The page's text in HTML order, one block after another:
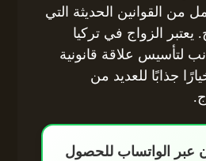
من القوانين الحديثة التي
الزواج في تركيا
لتأسيس علاقة قانونية
جذابًا للعديد من
عبر الواتساب للحصول